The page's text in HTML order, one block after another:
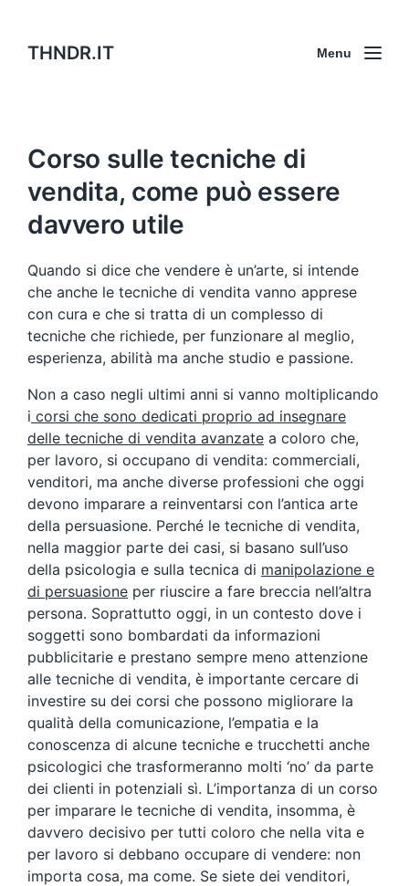
THNDR.IT Menu
Corso sulle tecniche di
vendita, come può essere
davvero utile
Quando si dice che vendere è un’arte, si intende
che anche le tecniche di vendita vanno apprese
con cura e che si tratta di un complesso di
tecniche che richiede, per funzionare al meglio,
esperienza, abilità ma anche studio e passione.
Non a caso negli ultimi anni si vanno moltiplicando
i corsi che sono dedicati proprio ad insegnare
delle tecniche di vendita avanzate a coloro che,
per lavoro, si occupano di vendita: commerciali,
venditori, ma anche diverse professioni che oggi
devono imparare a reinventarsi con l’antica arte
della persuasione. Perché le tecniche di vendita,
nella maggior parte dei casi, si basano sull’uso
della psicologia e sulla tecnica di manipolazione e
di persuasione per riuscire a fare breccia nell’altra
persona. Soprattutto oggi, in un contesto dove i
soggetti sono bombardati da informazioni
pubblicitarie e prestano sempre meno attenzione
alle tecniche di vendita, è importante cercare di
investire su dei corsi che possono migliorare la
qualità della comunicazione, l’empatia e la
conoscenza di alcune tecniche e trucchetti anche
psicologici che trasformeranno molti ‘no’ da parte
dei clienti in potenziali sì. L’importanza di un corso
per imparare le tecniche di vendita, insomma, è
davvero decisivo per tutti coloro che nella vita e
per lavoro si debbano occupare di vendere: non
importa cosa, ma come. Se siete dei venditori,